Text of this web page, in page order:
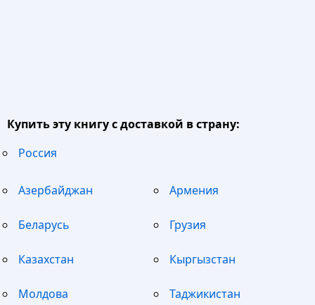
Купить эту книгу с доставкой в страну:
Россия
Азербайджан Армения
Беларусь Грузия
Казахстан Кыргызстан
Молдова Таджикистан